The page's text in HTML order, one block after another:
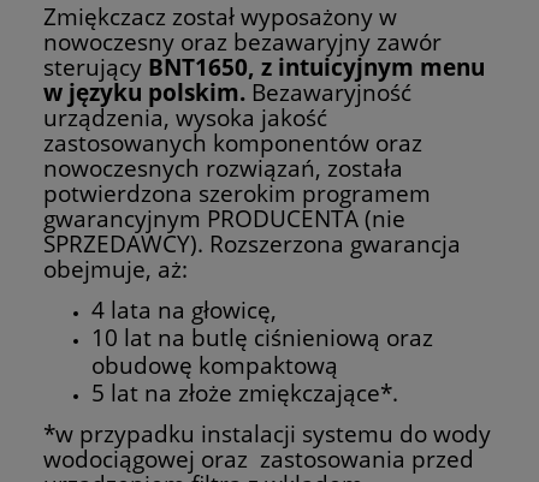
Zmiękczacz został wyposażony w
nowoczesny oraz bezawaryjny zawór
sterujący BNT1650, z intuicyjnym menu
w języku polskim. Bezawaryjność
urządzenia, wysoka jakość
zastosowanych komponentów oraz
nowoczesnych rozwiązań, została
potwierdzona szerokim programem
gwarancyjnym PRODUCENTA (nie
SPRZEDAWCY). Rozszerzona gwarancja
obejmuje, aż:
4 lata na głowicę,
10 lat na butlę ciśnieniową oraz
obudowę kompaktową
5 lat na złoże zmiękczające*.
*w przypadku instalacji systemu do wody
wodociągowej oraz zastosowania przed